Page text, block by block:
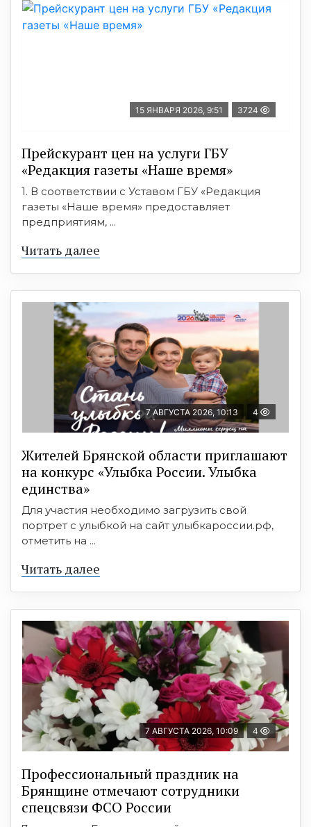
15 ЯНВАРЯ 2026, 9:51 3724
Прейскурант цен на услуги ГБУ
«Редакция газеты «Наше время»
1. В соответствии с Уставом ГБУ «Редакция
газеты «Наше время» предоставляет
предприятиям, ...
Читать далее
7 АВГУСТА 2026, 10:13 4
Жителей Брянской области приглашают
на конкурс «Улыбка России. Улыбка
единства»
Для участия необходимо загрузить свой
портрет с улыбкой на сайт улыбкароссии.рф,
отметить на ...
Читать далее
7 АВГУСТА 2026, 10:09 4
Профессиональный праздник на
Брянщине отмечают сотрудники
спецсвязи ФСО России